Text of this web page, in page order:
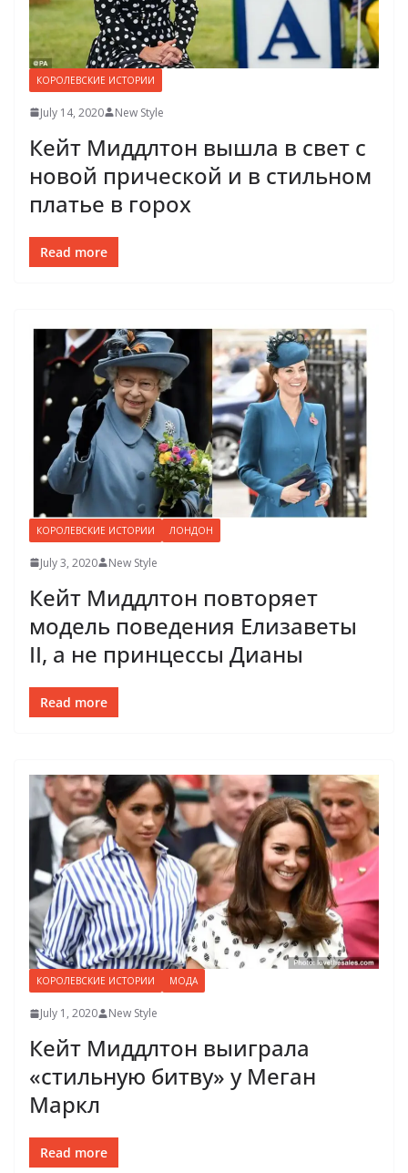
КОРОЛЕВСКИЕ ИСТОРИИ
July 14, 2020 New Style
Кейт Миддлтон вышла в свет с
новой прической и в стильном
платье в горох
Read more
КОРОЛЕВСКИЕ ИСТОРИИ ЛОНДОН
July 3, 2020 New Style
Кейт Миддлтон повторяет
модель поведения Елизаветы
ІІ, а не принцессы Дианы
Read more
КОРОЛЕВСКИЕ ИСТОРИИ МОДА
July 1, 2020 New Style
Кейт Миддлтон выиграла
«стильную битву» у Меган
Маркл
Read more